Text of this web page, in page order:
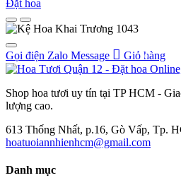
Đặt hoa
Gọi điện Zalo Message 0
Giỏ hàng
Shop hoa tươi uy tín tại TP HCM -
lượng cao.
613 Thống Nhất, p.16, Gò Vấp, Tp.
hoatuoiannhienhcm@gmail.com
Danh mục